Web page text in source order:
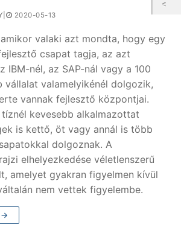
2020-05-13
valaki azt mondta, hogy egy
csapat tagja, az azt
IBM-nél, az SAP-nál vagy a 100
vállalat valamelyikénél dolgozik,
vannak fejlesztő központjai.
kevesebb alkalmazottat
is kettő, öt vagy annál is több
dolgoznak. A
elhelyezkedése véletlenszerű
amelyet gyakran figyelmen kívül
nem vettek figyelembe.
→